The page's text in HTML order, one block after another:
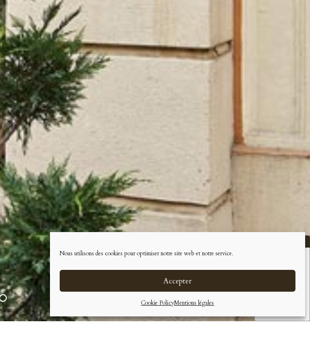
Nous utilisons des cookies pour optimiser notre site web et notre service.
Accepter
Cookie PolicyMentions légales